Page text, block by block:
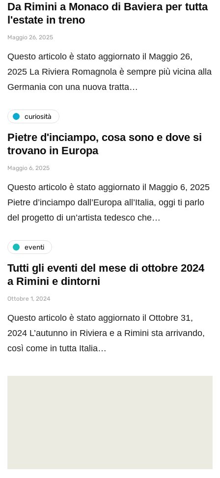
Da Rimini a Monaco di Baviera per tutta
l'estate in treno
Maggio 26, 2025
Questo articolo è stato aggiornato il Maggio 26,
2025 La Riviera Romagnola è sempre più vicina alla
Germania con una nuova tratta…
curiosità
Pietre d'inciampo, cosa sono e dove si
trovano in Europa
Maggio 6, 2025
Questo articolo è stato aggiornato il Maggio 6, 2025
Pietre d’inciampo dall’Europa all’Italia, oggi ti parlo
del progetto di un’artista tedesco che…
eventi
Tutti gli eventi del mese di ottobre 2024
a Rimini e dintorni
Ottobre 1, 2024
Questo articolo è stato aggiornato il Ottobre 31,
2024 L’autunno in Riviera e a Rimini sta arrivando,
così come in tutta Italia…